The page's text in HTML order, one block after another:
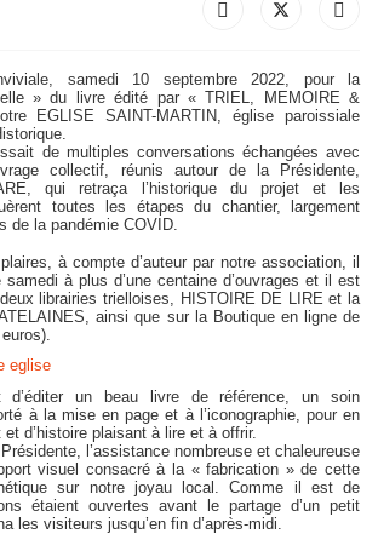
samedi 10 septembre 2022, pour la
» du livre édité par « TRIEL, MEMOIRE &
EGLISE SAINT-MARTIN, église paroissiale
de multiples conversations échangées avec
collectif, réunis autour de la Présidente,
qui retraça l’historique du projet et les
toutes les étapes du chantier, largement
de la pandémie COVID.
à compte d’auteur par notre association, il
à plus d’une centaine d’ouvrages et il est
librairies trielloises, HISTOIRE DE LIRE et la
ainsi que sur la Boutique en ligne de
d’éditer un beau livre de référence, un soin
à la mise en page et à l’iconographie, pour en
et d’histoire plaisant à lire et à offrir.
l’assistance nombreuse et chaleureuse
visuel consacré à la « fabrication » de cette
sur notre joyau local. Comme il est de
étaient ouvertes avant le partage d’un petit
les visiteurs jusqu’en fin d’après-midi.